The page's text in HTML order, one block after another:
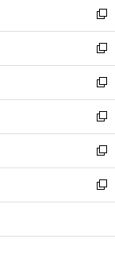
で
開
く
ド
ウ
で
開
く
ィ
ン
ド
ウ
で
開
く
い
ウ
ィ
ン
ド
ウ
で
開
く
新
し
い
ウ
ィ
ン
ド
ウ
で
開
く
新
し
い
ウ
ィ
ン
ド
ウ
で
開
新
し
い
ウ
ィ
ン
ド
ウ
開
新
し
い
ウ
ィ
ン
ウ
新
し
い
ウ
ン
新
し
ウ